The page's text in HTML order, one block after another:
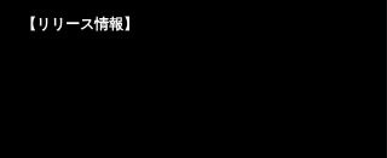
【リリース情報】